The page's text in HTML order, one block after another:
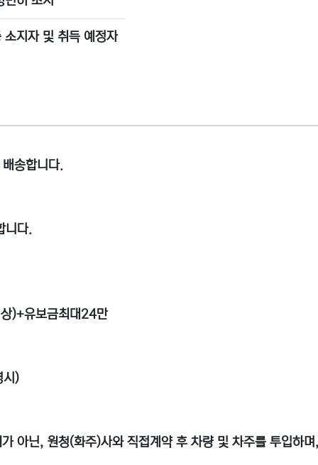
소지자 및 취득 예정자
송합니다.
니다.
)+유보금최대24만
시)
아닌, 원청(화주)사와 직접계약 후 차량 및 차주를 투입하며,